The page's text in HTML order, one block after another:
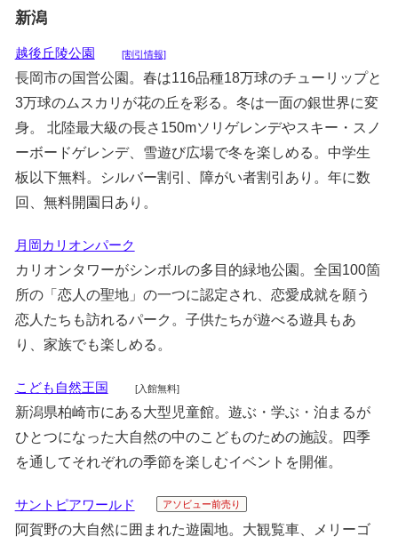
新潟
越後丘陵公園 [割引情報]
長岡市の国営公園。春は116品種18万球のチューリップと
3万球のムスカリが花の丘を彩る。冬は一面の銀世界に変
身。 北陸最大級の長さ150mソリゲレンデやスキー・スノ
ーボードゲレンデ、雪遊び広場で冬を楽しめる。中学生
板以下無料。シルバー割引、障がい者割引あり。年に数
回、無料開園日あり。
月岡カリオンパーク
カリオンタワーがシンボルの多目的緑地公園。全国100箇
所の「恋人の聖地」の一つに認定され、恋愛成就を願う
恋人たちも訪れるパーク。子供たちが遊べる遊具もあ
り、家族でも楽しめる。
こども自然王国 [入館無料]
新潟県柏崎市にある大型児童館。遊ぶ・学ぶ・泊まるが
ひとつになった大自然の中のこどものための施設。四季
を通してそれぞれの季節を楽しむイベントを開催。
サントピアワールド アソビュー前売り
阿賀野の大自然に囲まれた遊園地。大観覧車、メリーゴ